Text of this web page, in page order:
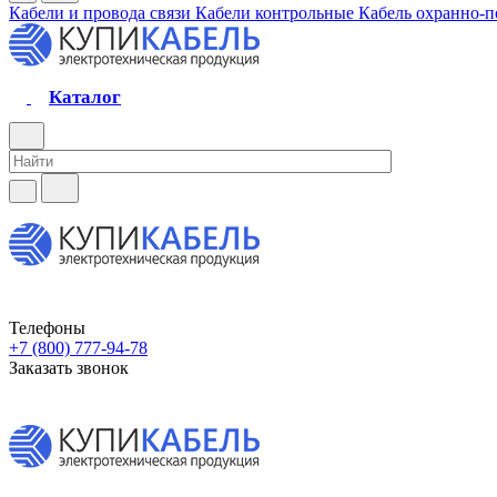
Кабели и провода связи Кабели контрольные Кабель охранно-
Каталог
Телефоны
+7 (800) 777-94-78
Заказать звонок